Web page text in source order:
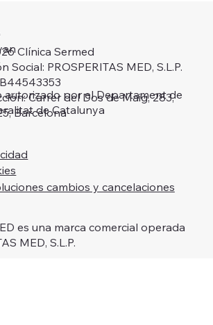
autorizado por el Departament de
de Catalunya
Clínica Sermed
Social: PROSPERITAS MED, S.L.P.
Carrer del Dos de Maig, 283,
Barcelona
cambios y cancelaciones
es una marca comercial operada
MED, S.L.P.